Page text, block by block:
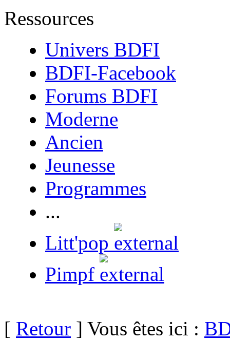
Ressources
Univers BDFI
BDFI-Facebook
Forums BDFI
Moderne
Ancien
Jeunesse
Programmes
...
Litt'pop
Pimpf
[ Retour ] Vous êtes ici :